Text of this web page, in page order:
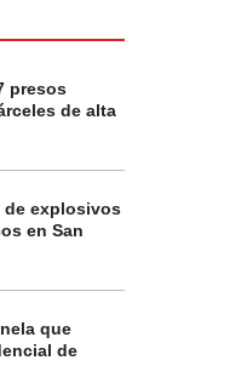
presos
de alta
de explosivos
en San
que
de